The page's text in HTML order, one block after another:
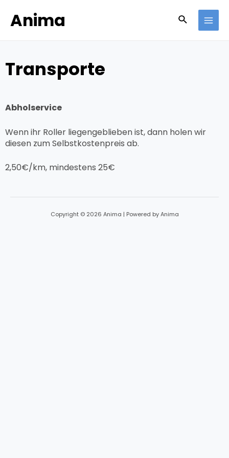
Anima
Transporte
Abholservice
Wenn ihr Roller liegengeblieben ist, dann holen wir
diesen zum Selbstkostenpreis ab.
2,50€/km, mindestens 25€
Copyright © 2026 Anima | Powered by Anima